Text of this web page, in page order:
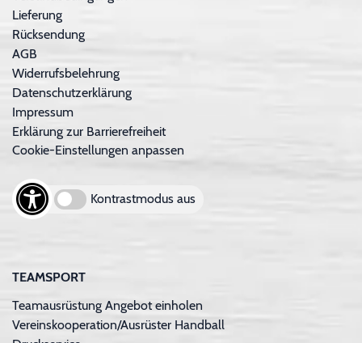
Lieferung
Rücksendung
AGB
Widerrufsbelehrung
Datenschutzerklärung
Impressum
Erklärung zur Barrierefreiheit
Cookie-Einstellungen anpassen
Kontrastmodus aus
TEAMSPORT
Teamausrüstung Angebot einholen
Vereinskooperation/Ausrüster Handball